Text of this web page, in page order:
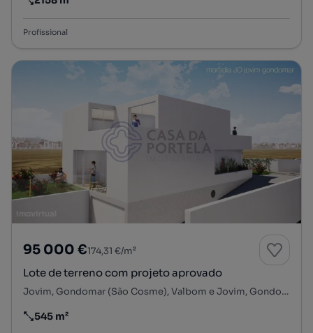
Preço por metro quadrado
Profissional
95 000 €174,31 €/m²
Lote de terreno com projeto aprovado
Jovim, Gondomar (São Cosme), Valbom e Jovim, Gondomar, Porto
Preço por metro quadrado
545 m²